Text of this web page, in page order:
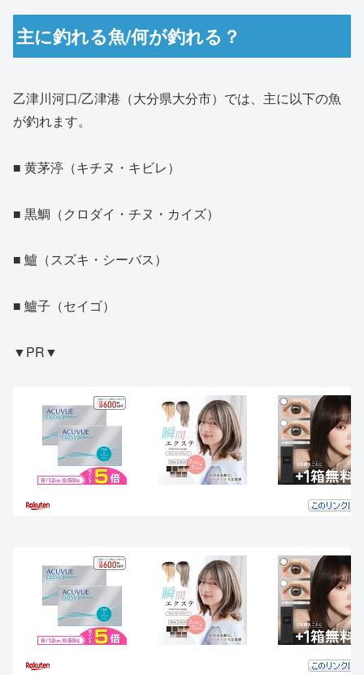
主に釣れる魚/何が釣れる？
乙津川河口/乙津港（大分県大分市）では、主に以下の魚
が釣れます。
■ 黄茅渟（キチヌ・キビレ）
■ 黒鯛（クロダイ・チヌ・カイズ）
■ 鱸（スズキ・シーバス）
■ 鱸子（セイゴ）
▼PR▼